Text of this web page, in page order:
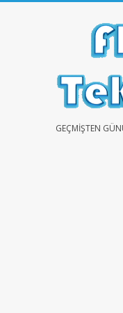
FREEGEÇMIŞTEN